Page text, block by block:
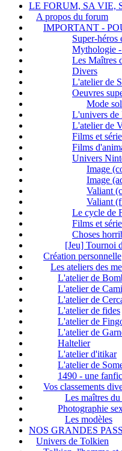
LE FORUM, SA VIE,
A propos du forum
IMPORTANT -
Super-héros
Mythologie
Les Maîtres
Divers
L'atelier de
Oeuvres
Mode
L'univers de
L'atelier de
Films et
Films
Univers
Image
Image
Valiant
Valiant
Le cycle de
Films et
Choses
[Jeu] Tournoi
Création personnelle
Les ateliers des
L'atelier de
L'atelier de
L'atelier de
L'atelier de fides
L'atelier de
L'atelier de
Haltelier
L'atelier d'itikar
L'atelier de
1490 - une
Vos classements
Les maîtres
Photographie
Les modèles
NOS GRANDES
Univers de Tolkien